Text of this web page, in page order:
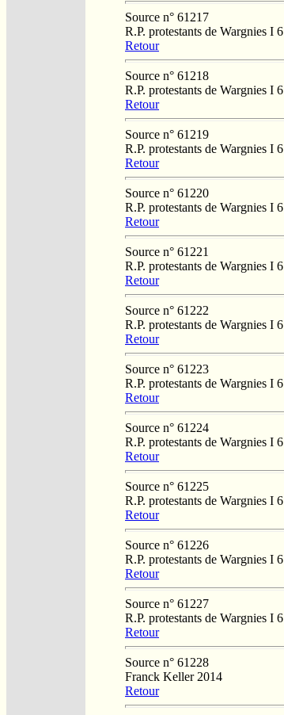
Source n° 61217
R.P. protestants de Wargnies I 6
Retour
Source n° 61218
R.P. protestants de Wargnies I 6
Retour
Source n° 61219
R.P. protestants de Wargnies I 6
Retour
Source n° 61220
R.P. protestants de Wargnies I 6
Retour
Source n° 61221
R.P. protestants de Wargnies I 6
Retour
Source n° 61222
R.P. protestants de Wargnies I 6
Retour
Source n° 61223
R.P. protestants de Wargnies I 6
Retour
Source n° 61224
R.P. protestants de Wargnies I 6
Retour
Source n° 61225
R.P. protestants de Wargnies I 6
Retour
Source n° 61226
R.P. protestants de Wargnies I 6
Retour
Source n° 61227
R.P. protestants de Wargnies I 6
Retour
Source n° 61228
Franck Keller 2014
Retour